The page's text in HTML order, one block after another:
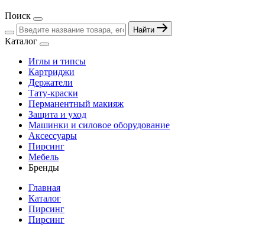
Поиск
Найти
Каталог
Иглы и типсы
Картриджи
Держатели
Тату-краски
Перманентный макияж
Защита и уход
Машинки и силовое оборудование
Аксессуары
Пирсинг
Мебель
Бренды
Главная
Каталог
Пирсинг
Пирсинг